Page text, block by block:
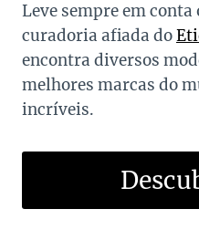
Leve sempre em conta
curadoria afiada do
encontra diversos
melhores marcas do
incríveis.